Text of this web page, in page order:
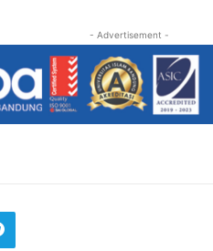
- Advertisement -